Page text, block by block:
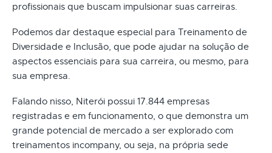
profissionais que buscam impulsionar suas carreiras.
Podemos dar destaque especial para Treinamento de
Diversidade e Inclusão, que pode ajudar na solução de
aspectos essenciais para sua carreira, ou mesmo, para
sua empresa.
Falando nisso, Niterói possui 17.844 empresas
registradas e em funcionamento, o que demonstra um
grande potencial de mercado a ser explorado com
treinamentos incompany, ou seja, na própria sede